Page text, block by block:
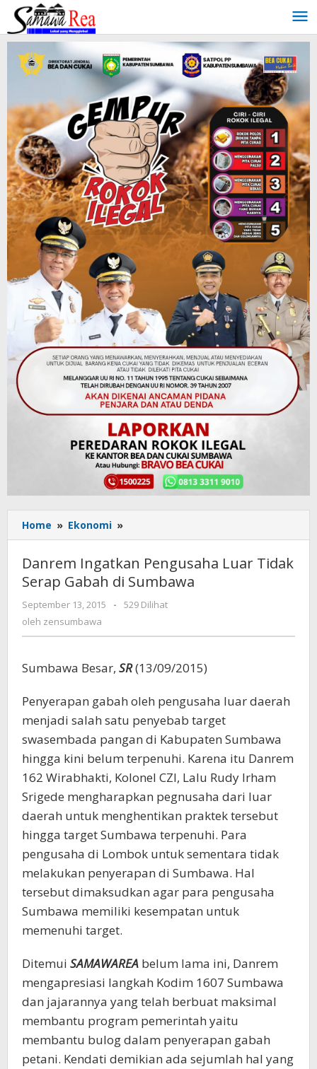
Lewati
konten
Home » Ekonomi »
Ingatkan
Luar
Tidak
Serap
Danrem Ingatkan Pengusaha Luar Tidak
Serap Gabah di Sumbawa
September 13, 2015
oleh
-
529 Dilihat
oleh zensumbawa
Sumbawa Besar, SR(13/09/2015)
Penyerapan gabah oleh pengusaha luar daerah
menjadi salah satu penyebab target
swasembada pangan di Kabupaten Sumbawa
hingga kini belum terpenuhi. Karena itu Danrem
162 Wirabhakti, Kolonel CZI, Lalu Rudy Irham
Srigede mengharapkan pegnusaha dari luar
daerah untuk menghentikan praktek tersebut
hingga target Sumbawa terpenuhi. Para
pengusaha di Lombok untuk sementara tidak
melakukan penyerapan di Sumbawa. Hal
tersebut dimaksudkan agar para pengusaha
Sumbawa memiliki kesempatan untuk
memenuhi target.
Ditemui SAMAWAREA belum lama ini, Danrem
mengapresiasi langkah Kodim 1607 Sumbawa
dan jajarannya yang telah berbuat maksimal
membantu program pemerintah yaitu
membantu bulog dalam penyerapan gabah
petani. Kendati demikian ada sejumlah hal yang